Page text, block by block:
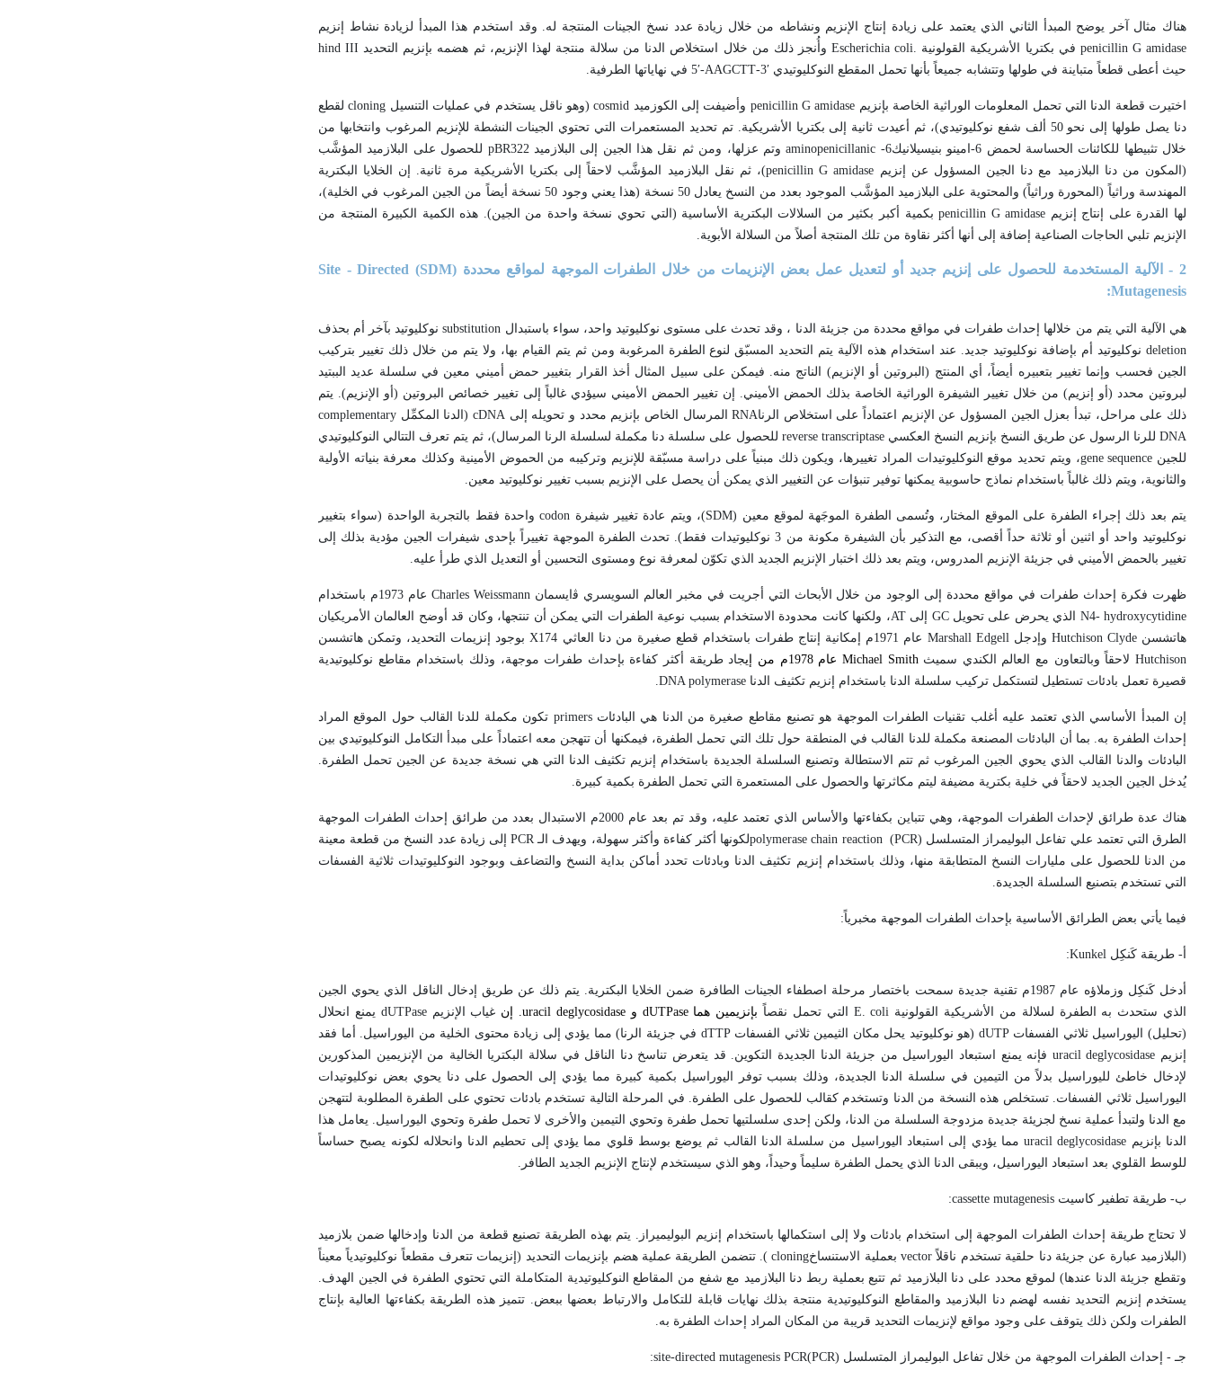
هناك مثال آخر يوضح المبدأ الثاني الذي يعتمد على زيادة إنتاج الإنزيم ونشاطه من خلال زيادة عدد نسخ الجينات المنتجة له. وقد استخدم هذا المبدأ لزيادة نشاط إنزيم
penicillin G amidase في بكتريا الأشريكية القولونية .Escherichia coliوأُنجز ذلك من خلال استخلاص الدنا من سلالة منتجة لهذا الإنزيم، ثم هضمه بإنزيم التحديد hind III
حيث أعطى قطعاً متباينة في طولها وتتشابه جميعاً بأنها تحمل المقطع النوكليوتيدي ′3-
AAGCTT-′5 في نهاياتها الطرفية.
اختيرت قطعة الدنا التي تحمل المعلومات الوراثية الخاصة بإنزيم penicillin G amidase وأضيفت إلى الكوزميد cosmid(وهو ناقل يستخدم في عمليات التنسيل cloningلقطع
دنا يصل طولها إلى نحو 50 ألف شفع نوكليوتيدي)، ثم أعيدت ثانية إلى بكتريا الأشريكية. تم تحديد المستعمرات التي تحتوي الجينات النشطة للإنزيم المرغوب وانتخابها من
خلال تثبيطها للكائنات الحساسة لحمض 6-امينو بنيسيلانيك6-
aminopenicillanicوتم عزلها، ومن ثم نقل هذا الجين إلى البلازميدpBR322 للحصول على البلازميد المؤشَّب
(المكون من دنا البلازميد مع دنا الجين المسؤول عن إنزيم penicillin G amidase)، ثم نقل البلازميد المؤشَّب لاحقاً إلى بكتريا الأشريكية مرة ثانية. إن الخلايا البكترية
المهندسة وراثياً (المحورة وراثياً) والمحتوية على البلازميد المؤشَّب الموجود بعدد من النسخ يعادل 50 نسخة (هذا يعني وجود 50 نسخة أيضاً من الجين المرغوب في الخلية)،
لها القدرة على إنتاج إنزيم penicillin G amidaseبكمية أكبر بكثير من السلالات البكترية الأساسية (التي تحوي نسخة واحدة من الجين). هذه الكمية الكبيرة المنتجة من
الإنزيم تلبي الحاجات الصناعية إضافة إلى أنها أكثر نقاوة من تلك المنتجة أصلاً من السلالة الأبوية.
2 - الآلية المستخدمة للحصول على إنزيم جديد أو لتعديل عمل بعض الإنزيمات من خلال الطفرات الموجهة لمواقع محددة ( SDM
)
Site - Directed
Mutagenesis
:
هي الآلية التي يتم من خلالها إحداث طفرات في مواقع محددة من جزيئة الدنا ، وقد تحدث على مستوى نوكليوتيد واحد، سواء باستبدال substitutionنوكليوتيد بآخر أم بحذف
deletion نوكليوتيد أم بإضافة نوكليوتيد جديد. عند استخدام هذه الآلية يتم التحديد المسبّق لنوع الطفرة المرغوبة ومن ثم يتم القيام بها، ولا يتم من خلال ذلك تغيير بتركيب
الجين فحسب وإنما تغيير بتعبيره أيضاً، أي المنتج (البروتين أو الإنزيم) الناتج منه. فيمكن على سبيل المثال أخذ القرار بتغيير حمض أميني معين في سلسلة عديد الببتيد
لبروتين محدد (أو إنزيم) من خلال تغيير الشيفرة الوراثية الخاصة بذلك الحمض الأميني. إن تغيير الحمض الأميني سيؤدي غالباً إلى تغيير خصائص البروتين (أو الإنزيم). يتم
ذلك على مراحل، تبدأ بعزل الجين المسؤول عن الإنزيم اعتماداً على استخلاص الرناRNAالمرسال الخاص بإنزيم محدد و تحويله إلىcDNA (الدنا المكمِّل complementary
DNAللرنا الرسول عن طريق النسخ بإنزيم النسخ العكسيreverse transcriptase للحصول على سلسلة دنا مكملة لسلسلة الرنا المرسال)، ثم يتم تعرف التتالي النوكليوتيدي
للجين gene sequence، ويتم تحديد موقع النوكليوتيدات المراد تغييرها، ويكون ذلك مبنياً على دراسة مسبّقة للإنزيم وتركيبه من الحموض الأمينية وكذلك معرفة بنياته الأولية
والثانوية، ويتم ذلك غالباً باستخدام نماذج حاسوبية يمكنها توفير تنبؤات عن التغيير الذي يمكن أن يحصل على الإنزيم بسبب تغيير نوكليوتيد معين.
يتم بعد ذلك إجراء الطفرة على الموقع المختار، وتُسمى الطفرة الموجَهة لموقع معين (SDM)، ويتم عادة تغيير شيفرة codonواحدة فقط بالتجربة الواحدة (سواء بتغيير
نوكليوتيد واحد أو اثنين أو ثلاثة حداً أقصى، مع التذكير بأن الشيفرة مكونة من 3 نوكليوتيدات فقط). تحدث الطفرة الموجهة تغييراً بإحدى شيفرات الجين مؤدية بذلك إلى
تغيير بالحمض الأميني في جزيئة الإنزيم المدروس، ويتم بعد ذلك اختبار الإنزيم الجديد الذي تكوّن لمعرفة نوع ومستوى التحسين أو التعديل الذي طرأ عليه.
ظهرت فكرة إحداث طفرات في مواقع محددة إلى الوجود من خلال الأبحاث التي أجريت في مخبر العالم السويسري ﭬايسمانCharles Weissmann عام 1973م باستخدام
hydroxycytidine
-4
N الذي يحرض على تحويلGC إلىAT، ولكنها كانت محدودة الاستخدام بسبب نوعية الطفرات التي يمكن أن تنتجها، وكان قد أوضح العالمان الأمريكيان
هاتشسنClyde
Hutchison وإدجلMarshall Edgell عام 1971م إمكانية إنتاج طفرات باستخدام قطع صغيرة من دنا العاثي X174بوجود إنزيمات التحديد، وتمكن هاتشسن
Hutchisonلاحقاً وبالتعاون مع العالم الكندي سميث Michael Smith عام 1978م من إي
جاد طريقة أكثر كفاءة بإحداث طفرات موجهة، وذلك باستخدام مقاطع نوكليوتيدية
قصيرة تعمل بادئات تستطيل لتستكمل تركيب سلسلة الدنا باستخدام إنزيم تكثيف الدنا DNA polymerase
.
إن المبدأ الأساسي الذي تعتمد عليه أغلب تقنيات الطفرات الموجهة هو تصنيع مقاطع صغيرة من الدنا هي البادئاتprimers تكون مكملة للدنا القالب حول الموقع المراد
إحداث الطفرة به. بما أن البادئات المصنعة مكملة للدنا القالب في المنطقة حول تلك التي تحمل الطفرة، فيمكنها أن تتهجن معه اعتماداً على مبدأ التكامل النوكليوتيدي بين
البادئات والدنا القالب الذي يحوي الجين المرغوب ثم تتم الاستطالة وتصنيع السلسلة الجديدة باستخدام إنزيم تكثيف الدنا التي هي نسخة جديدة عن الجين تحمل الطفرة.
يُدخل الجين الجديد لاحقاً في خلية بكترية مضيفة ليتم مكاثرتها والحصول على المستعمرة التي تحمل الطفرة بكمية كبيرة.
هناك عدة طرائق لإحداث الطفرات الموجهة، وهي تتباين بكفاءتها والأساس الذي تعتمد عليه، وقد تم بعد عام 2000م الاستبدال بعدد من طرائق إحداث الطفرات الموجهة
الطرق التي تعتمد علي تفاعل البوليمراز المتسلسل (PCR
)
polymerase chain reactionلكونها أكثر كفاءة وأكثر سهولة، ويهدف الـPCRإلى زيادة عدد النسخ من قطعة معينة
من الدنا للحصول على مليارات النسخ المتطابقة منها، وذلك باستخدام إنزيم تكثيف الدنا وبادئات تحدد أماكن بداية النسخ والتضاعف وبوجود النوكليوتيدات ثلاثية الفسفات
التي تستخدم بتصنيع السلسلة الجديدة.
فيما يأتي بعض الطرائق الأساسية بإحداث الطفرات الموجهة مخبرياً:
أ- طريقة كَنكِل Kunkel
:
أدخل كَنكِل وزملاؤه عام 1987م تقنية جديدة سمحت باختصار مرحلة اصطفاء الجينات الطافرة ضمن الخلايا البكترية. يتم ذلك عن طريق إدخال الناقل الذي يحوي الجين
الذي ستحدث به الطفرة لسلالة من الأشريكية القولونية E. coli التي تحمل نقصاً بإنزيمين هماdUTPase وuracil deglycosidase. إن غياب الإنزيمdUTPase يمنع انحلال
(تحليل) اليوراسيل ثلاثي الفسفاتdUTP (هو نوكليوتيد يحل مكان الثيمين ثلاثي الفسفاتdTTP في جزيئة الرنا) مما يؤدي إلى زيادة محتوى الخلية من اليوراسيل. أما فقد
إنزيم uracil deglycosidase فإنه يمنع استبعاد اليوراسيل من جزيئة الدنا الجديدة التكوين. قد يتعرض تناسخ دنا الناقل في سلالة البكتريا الخالية من الإنزيمين المذكورين
لإدخال خاطئ لليوراسيل بدلاً من التيمين في سلسلة الدنا الجديدة، وذلك بسبب توفر اليوراسيل بكمية كبيرة مما يؤدي إلى الحصول على دنا يحوي بعض نوكليوتيدات
اليوراسيل ثلاثي الفسفات. تستخلص هذه النسخة من الدنا وتستخدم كقالب للحصول على الطفرة. في المرحلة التالية تستخدم بادئات تحتوي على الطفرة المطلوبة لتتهجن
مع الدنا ولتبدأ عملية نسخ لجزيئة جديدة مزدوجة السلسلة من الدنا، ولكن إحدى سلسلتيها تحمل طفرة وتحوي التيمين والأخرى لا تحمل طفرة وتحوي اليوراسيل. يعامل هذا
الدنا بإنزيم uracil deglycosidaseمما يؤدي إلى استبعاد اليوراسيل من سلسلة الدنا القالب ثم يوضع بوسط قلوي مما يؤدي إلى تحطيم الدنا وانحلاله لكونه يصبح حساساً
للوسط القلوي بعد استبعاد اليوراسيل، ويبقى الدنا الذي يحمل الطفرة سليماً وحيداً، وهو الذي سيستخدم لإنتاج الإنزيم الجديد الطافر.
ب- طريقة تطفير كاسيت cassette mutagenesis
:
لا تحتاج طريقة إحداث الطفرات الموجهة إلى استخدام بادئات ولا إلى استكمالها باستخدام إنزيم البوليميراز. يتم بهذه الطريقة تصنيع قطعة من الدنا وإدخالها ضمن بلازميد
(البلازميد عبارة عن جزيئة دنا حلقية تستخدم ناقلاً vectorبعملية الاستنساخcloning). تتضمن الطريقة عملية هضم بإنزيمات التحديد (إنزيمات تتعرف مقطعاً نوكليوتيدياً معيناً
وتقطع جزيئة الدنا عندها) لموقع محدد على دنا البلازميد ثم تتبع بعملية ربط دنا البلازميد مع شفع من المقاطع النوكليوتيدية المتكاملة التي تحتوي الطفرة في الجين الهدف.
يستخدم إنزيم التحديد نفسه لهضم دنا البلازميد والمقاطع النوكليوتيدية منتجة بذلك نهايات قابلة للتكامل والارتباط بعضها ببعض. تتميز هذه الطريقة بكفاءتها العالية بإنتاج
الطفرات ولكن ذلك يتوقف على وجود مواقع لإنزيمات التحديد قريبة من المكان المراد إحداث الطفرة به.
جـ - إحداث الطفرات الموجهة من خلال تفاعل البوليمراز المتسلسل (PCR
)
site-directed mutagenesis PCR
: